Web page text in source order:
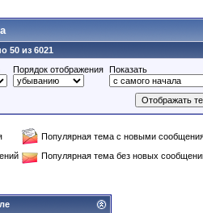
50 из 6021
Порядок отображения Показать
Популярная тема с новыми
Популярная тема без новых